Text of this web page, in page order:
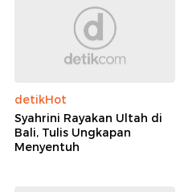
detikHot
Syahrini Rayakan Ultah di
Bali, Tulis Ungkapan
Menyentuh